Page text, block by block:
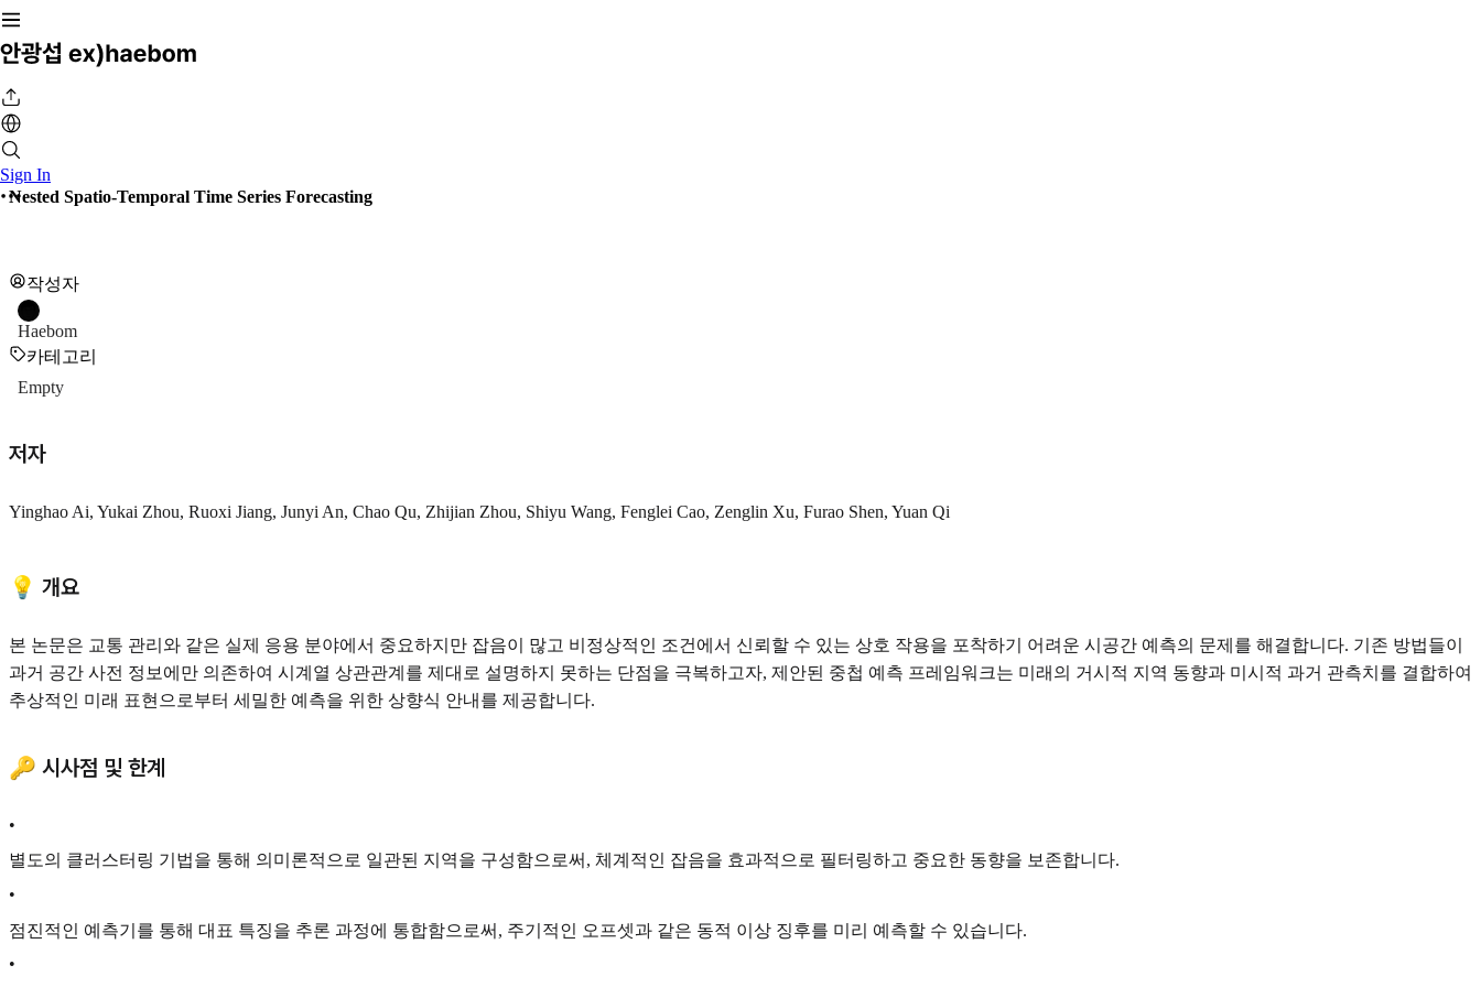
Sign In
Nested Spatio-Temporal Time Series Forecasting
작성자
Haebom
카테고리
Empty
저자
Yinghao Ai, Yukai Zhou, Ruoxi Jiang, Junyi An, Chao Qu, Zhijian Zhou, Shiyu Wang, Fenglei Cao, Zenglin Xu, Furao Shen, Yuan Qi
💡 개요
본 논문은 교통 관리와 같은 실제 응용 분야에서 중요하지만 잡음이 많고 비정상적인 조건에서 신뢰할 수 있는 상호 작용을 포착하기 어려운 시공간 예측의 문제를 해결합니다. 기존 방법들이
과거 공간 사전 정보에만 의존하여 시계열 상관관계를 제대로 설명하지 못하는 단점을 극복하고자, 제안된 중첩 예측 프레임워크는 미래의 거시적 지역 동향과 미시적 과거 관측치를 결합하여
추상적인 미래 표현으로부터 세밀한 예측을 위한 상향식 안내를 제공합니다.
🔑 시사점 및 한계
•
별도의 클러스터링 기법을 통해 의미론적으로 일관된 지역을 구성함으로써, 체계적인 잡음을 효과적으로 필터링하고 중요한 동향을 보존합니다.
•
점진적인 예측기를 통해 대표 특징을 추론 과정에 통합함으로써, 주기적인 오프셋과 같은 동적 이상 징후를 미리 예측할 수 있습니다.
•